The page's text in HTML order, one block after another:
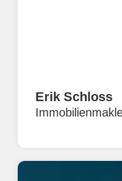
Erik Schloss